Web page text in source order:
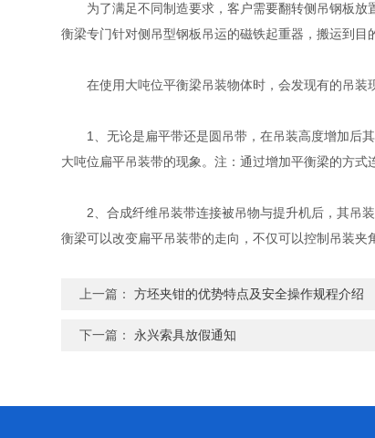
为了满足不同制造要求，客户需要翻转侧吊钢板放
衡梁专门针对侧吊型钢板吊运的磁铁起重器，搬运到
在使用大吨位平衡梁吊装物体时，会发现有的吊装
1、无论是扁平带还是圆吊带，在吊装高度增加后其
大吨位扁平吊装带的现象。注：通过增加平衡梁的方式
2、合成纤维吊装带连接被吊物与提升机后，其吊装
衡梁可以改变扁平吊装带的走向，不仅可以控制吊装夹
上一篇：方坯夹钳的优势特点及安全操作规程介绍
下一篇： 永兴索具放假通知